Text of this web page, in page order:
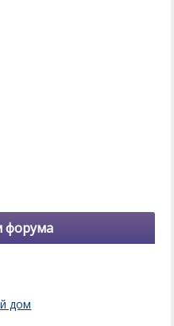
форума
дом